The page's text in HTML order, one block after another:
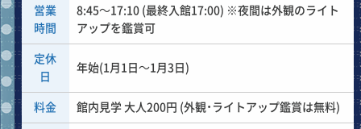
営業
時間
8:45～17:10 (最終入館17:00) ※夜間は外観のライト
アップを鑑賞可
定休
日
年始(1月1日～1月3日)
料金 館内見学 大人200円 (外観・ライトアップ鑑賞は無料)